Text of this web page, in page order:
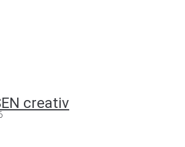
creativ